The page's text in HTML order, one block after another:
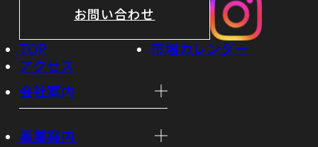
お問い合わせ
TOP
市場カレンダー
アクセス
会社案内
事業案内